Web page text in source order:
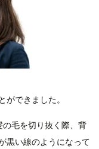
できました。
毛を切り抜く際、背
黒い線のようになって